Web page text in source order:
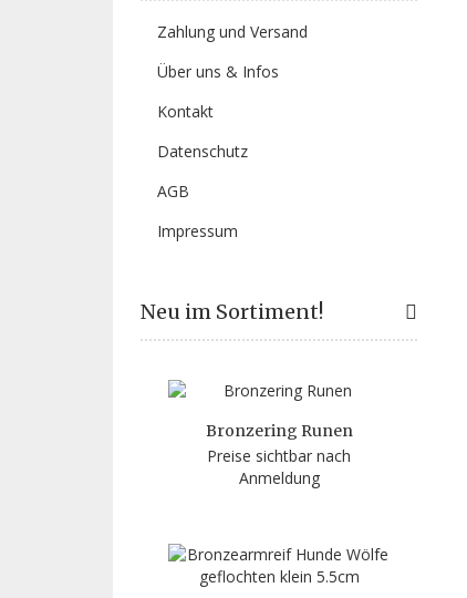
Zahlung und Versand
Über uns & Infos
Kontakt
Datenschutz
AGB
Impressum
Neu im Sortiment!
Bronzering Runen
Preise sichtbar nach
Anmeldung